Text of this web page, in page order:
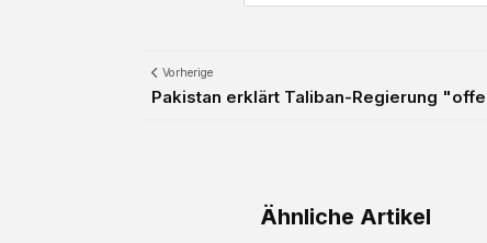
Vorherige
Pakistan erklärt Taliban-Regierung
Ähnliche Artikel